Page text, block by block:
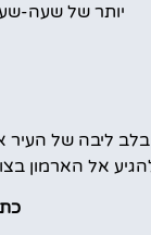
יותר של שעה-
ליבה של העיר
אל הארמון